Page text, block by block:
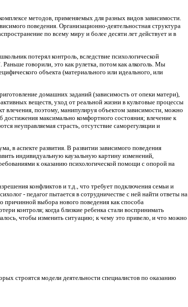
методов, применяемых для разных видов зависимости.
поведения. Организационно-деятельностная структура
по всему миру и более десяти лет действует и в
потерял контроль, вследствие психологической
говорили, это как рулетка, потом как алкоголь. Мы
объекта (материального или идеального, или
домашних заданий (зависимость от опеки матери),
веществ, уход от реальной жизни в культовые процессы
влечения, поэтому, манипулируя объектом зависимости, можно
максимально комфортного состояния; влечение к
неуправляемая страсть, отсутствие саморегуляции и
в аспекте развития. В развитии зависимого поведения
индивидуальную каузальную картину изменений,
к оказанию психологической помощи с опорой на
конфликтов и т.д., что требует подключения семьи и
- педагог пытается в сотрудничестве с ней найти ответы на
причинной выбора нового поведения как способа
контроля; когда близкие ребенка стали воспринимать
чтобы изменить ситуацию; к чему это привело, и что можно
строятся модели деятельности специалистов по оказанию